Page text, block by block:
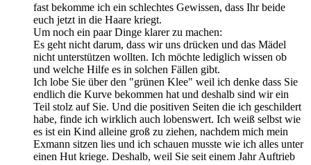
fast bekomme ich ein schlechtes Gewissen, dass Ihr beide
euch jetzt in die Haare kriegt.
Um noch ein paar Dinge klarer zu machen:
Es geht nicht darum, dass wir uns drücken und das Mädel
nicht unterstützen wollten. Ich möchte lediglich wissen ob
und welche Hilfe es in solchen Fällen gibt.
Ich lobe Sie über den "grünen Klee" weil ich denke dass Sie
endlich die Kurve bekommen hat und deshalb sind wir ein
Teil stolz auf Sie. Und die positiven Seiten die ich geschildert
habe, finde ich wirklich auch lobenswert. Ich weiß selbst wie
es ist ein Kind alleine groß zu ziehen, nachdem mich mein
Exmann sitzen lies und ich schauen musste wie ich alles unter
einen Hut kriege. Deshalb, weil Sie seit einem Jahr Auftrieb